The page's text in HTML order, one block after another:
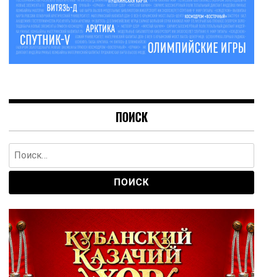
ПОИСК
Найти: